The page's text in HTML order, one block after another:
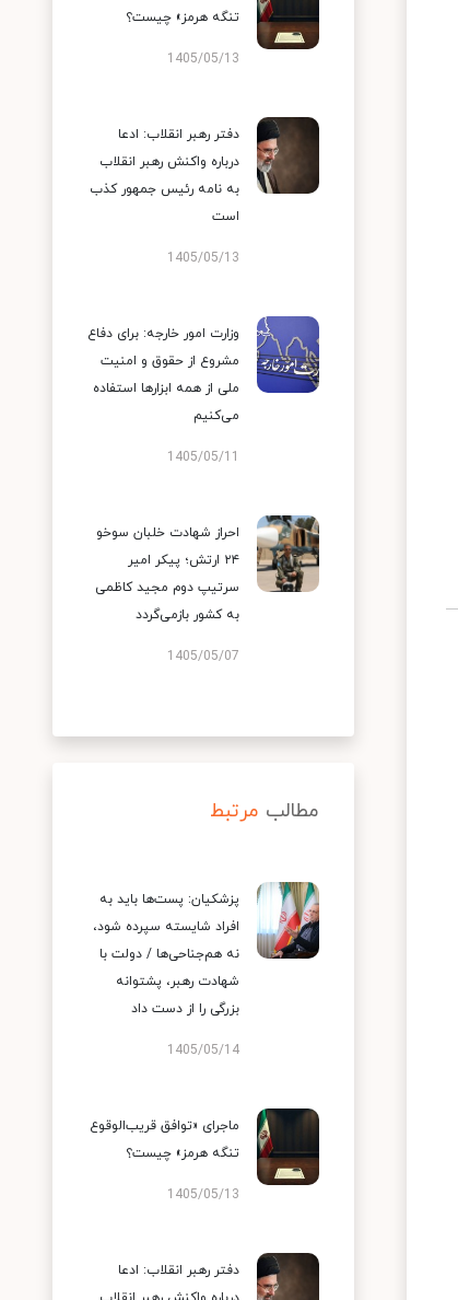
تنگه هرمز» چیست؟
1405/05/13
دفتر رهبر انقلاب: ادعا
درباره واکنش رهبر انقلاب
به نامه رئیس جمهور کذب
است
1405/05/13
وزارت امور خارجه: برای دفاع
مشروع از حقوق و امنیت
ملی از همه ابزارها استفاده
می‌کنیم
1405/05/11
احراز شهادت خلبان سوخو
۲۴ ارتش؛ پیکر امیر
سرتیپ دوم مجید کاظمی
به کشور بازمی‌گردد
1405/05/07
مطالب مرتبط
پزشکیان: پست‌ها باید به
افراد شایسته سپرده شود،
نه هم‌جناحی‌ها / دولت با
شهادت رهبر، پشتوانه
بزرگی را از دست داد
1405/05/14
ماجرای «توافق قریب‌الوقوع
تنگه هرمز» چیست؟
1405/05/13
دفتر رهبر انقلاب: ادعا